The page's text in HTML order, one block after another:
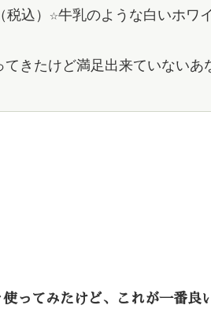
込）☆牛乳のような白いホワ
きたけど満足出来ていないあ
使ってみたけど、これが一番良